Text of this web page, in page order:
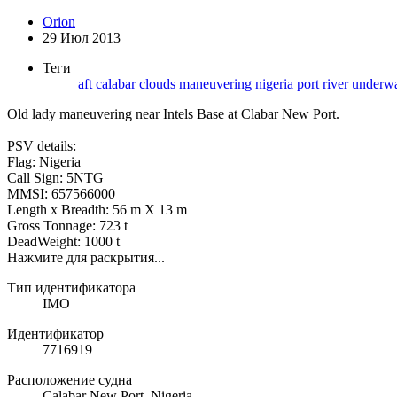
Orion
29 Июл 2013
Теги
aft calabarclouds maneuvering nigeria port river
Old lady maneuvering near Intels Base at Clabar New Port.
PSV details:
Flag: Nigeria
Call Sign: 5NTG
MMSI: 657566000
Length x Breadth: 56 m X 13 m
Gross Tonnage: 723 t
DeadWeight: 1000 t
Нажмите для раскрытия...
Тип идентификатора
IMO
Идентификатор
7716919
Расположение судна